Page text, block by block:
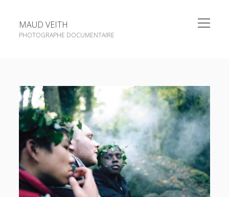
MAUD VEITH
PHOTOGRAPHE DOCUMENTAIRE
open
menu
menu
Commandes
open
menu
La revue FemmesPHOTOgraphes
Publications
A propos
instagram